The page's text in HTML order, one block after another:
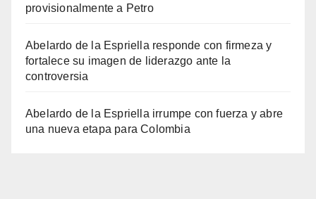
provisionalmente a Petro
Abelardo de la Espriella responde con firmeza y
fortalece su imagen de liderazgo ante la
controversia
Abelardo de la Espriella irrumpe con fuerza y abre
una nueva etapa para Colombia